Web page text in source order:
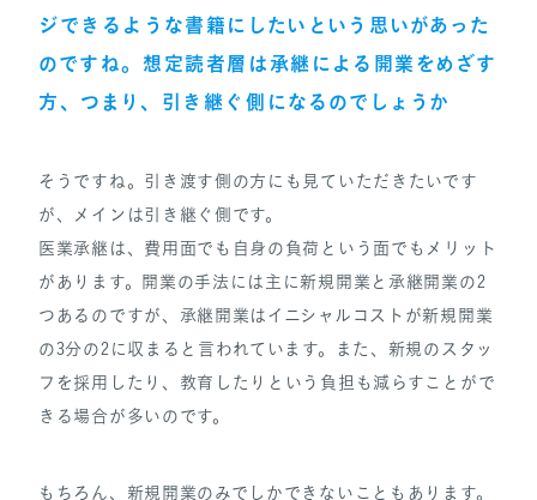
ジできるような書籍にしたいという思いがあった
のですね。想定読者層は承継による開業をめざす
方、つまり、引き継ぐ側になるのでしょうか
そうですね。引き渡す側の方にも見ていただきたいです
が、メインは引き継ぐ側です。
医業承継は、費用面でも自身の負荷という面でもメリット
があります。開業の手法には主に新規開業と承継開業の2
つあるのですが、承継開業はイニシャルコストが新規開業
の3分の2に収まると言われています。また、新規のスタッ
フを採用したり、教育したりという負担も減らすことがで
きる場合が多いのです。
もちろん、新規開業のみでしかできないこともあります。